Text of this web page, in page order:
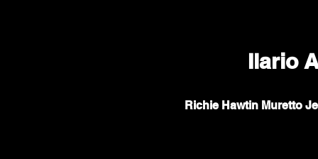
Ilario
Richie Hawtin Muretto